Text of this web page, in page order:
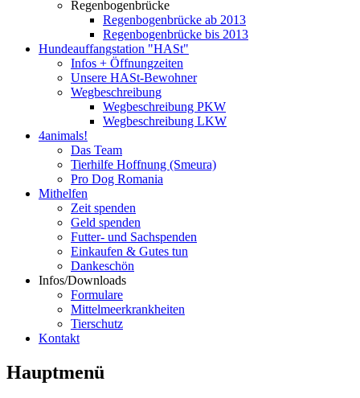
Regenbogenbrücke
Regenbogenbrücke ab 2013
Regenbogenbrücke bis 2013
Hundeauffangstation "HASt"
Infos + Öffnungzeiten
Unsere HASt-Bewohner
Wegbeschreibung
Wegbeschreibung PKW
Wegbeschreibung LKW
4animals!
Das Team
Tierhilfe Hoffnung (Smeura)
Pro Dog Romania
Mithelfen
Zeit spenden
Geld spenden
Futter- und Sachspenden
Einkaufen & Gutes tun
Dankeschön
Infos/Downloads
Formulare
Mittelmeerkrankheiten
Tierschutz
Kontakt
Hauptmenü